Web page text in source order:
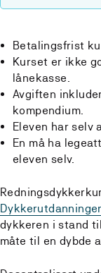
Betalingsfrist
Kurset er ikke
lånekasse.
Avgiften
kompendium.
Eleven har selv
En må ha
eleven selv.
dykkeren i stand
måte til en dybde